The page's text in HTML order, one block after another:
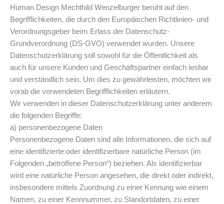
Human Design Mechthild Wenzelburger beruht auf den
Begrifflichkeiten, die durch den Europäischen Richtlinien- und
Verordnungsgeber beim Erlass der Datenschutz-
Grundverordnung (DS-GVO) verwendet wurden. Unsere
Datenschutzerklärung soll sowohl für die Öffentlichkeit als
auch für unsere Kunden und Geschäftspartner einfach lesbar
und verständlich sein. Um dies zu gewährleisten, möchten wir
vorab die verwendeten Begrifflichkeiten erläutern.
Wir verwenden in dieser Datenschutzerklärung unter anderem
die folgenden Begriffe:
a) personenbezogene Daten
Personenbezogene Daten sind alle Informationen, die sich auf
eine identifizierte oder identifizierbare natürliche Person (im
Folgenden „betroffene Person“) beziehen. Als identifizierbar
wird eine natürliche Person angesehen, die direkt oder indirekt,
insbesondere mittels Zuordnung zu einer Kennung wie einem
Namen, zu einer Kennnummer, zu Standortdaten, zu einer